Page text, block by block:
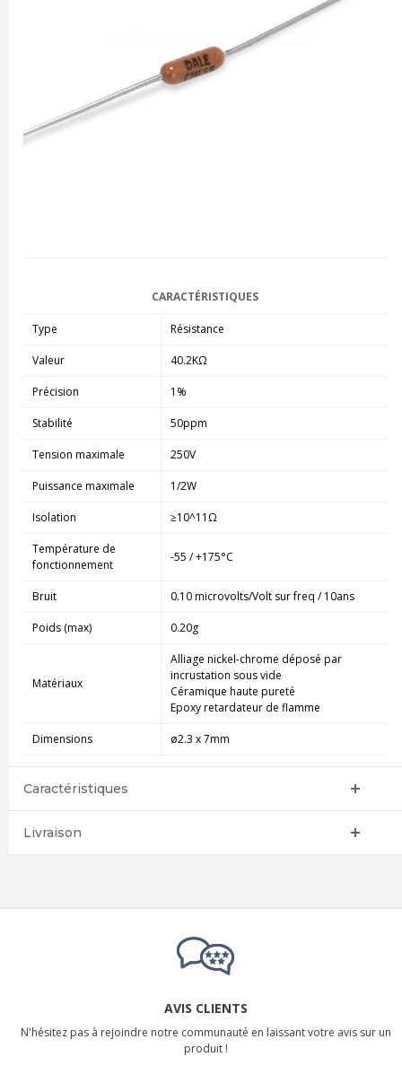
CARACTÉRISTIQUES
Type Résistance
Valeur 40.2KΩ
Précision 1%
Stabilité 50ppm
Tension maximale 250V
Puissance maximale 1/2W
Isolation ≥10^11Ω
Température de
fonctionnement
-55 / +175°C
Bruit 0.10 microvolts/Volt sur freq / 10ans
Poids (max) 0.20g
Matériaux
Alliage nickel-chrome déposé par
incrustation sous vide
Céramique haute pureté
Epoxy retardateur de flamme
Dimensions ø2.3 x 7mm
Caractéristiques
Livraison
AVIS CLIENTS
N'hésitez pas à rejoindre notre communauté en laissant votre avis sur un
produit !